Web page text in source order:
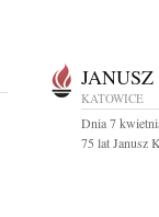
KATOWICE
Dnia 7
75 lat Janusz